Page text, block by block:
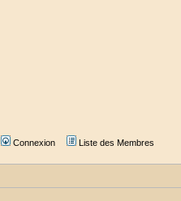
Connexion Liste des Membres